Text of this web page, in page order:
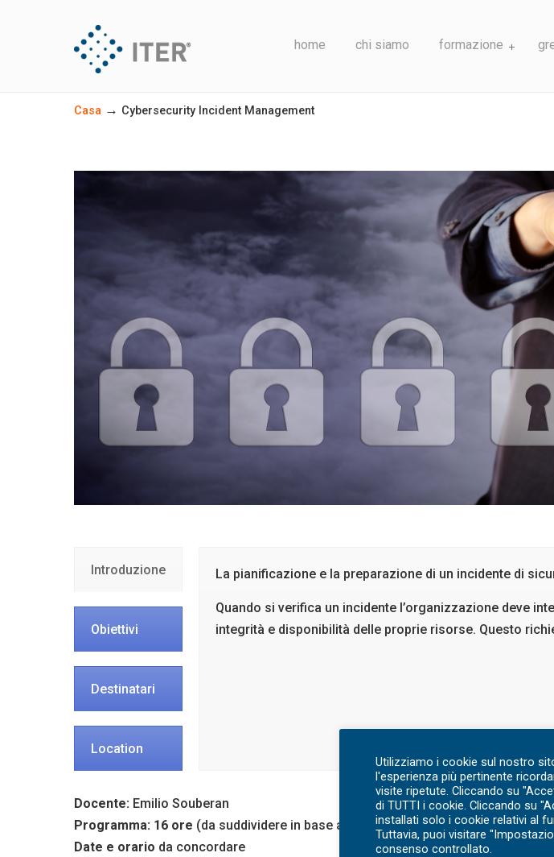
home chi siamo formazione
Casa → Cybersecurity Incident Management
Introduzione
Obiettivi
Destinatari
Location
La pianificazione e la preparazione di un incidente di
Quando si verifica un incidente l’organizzazione deve
integrità e disponibilità delle proprie risorse. Questo
Docente: Emilio Souberan
Programma: 16 ore (da suddividere in base al tipo di erogazione: corsi in
Date e orario da concordare
Utilizziamo i cookie sul nostro
l'esperienza più pertinente
visite ripetute. Cliccando su
di TUTTI i cookie. Cliccando su
installati solo i cookie relativi al
Tuttavia, puoi visitare
consenso controllato.